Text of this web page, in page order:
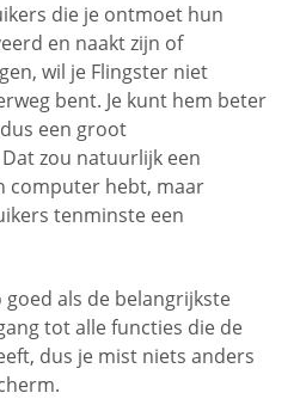
die je ontmoet hun
en naakt zijn of
wil je Flingster niet
bent. Je kunt hem beter
een groot
zou natuurlijk een
computer hebt, maar
tenminste een
als de belangrijkste
tot alle functies die de
dus je mist niets anders